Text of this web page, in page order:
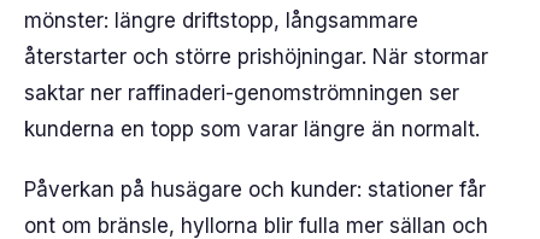
mönster: längre driftstopp, långsammare
återstarter och större prishöjningar. När stormar
saktar ner raffinaderi-genomströmningen ser
kunderna en topp som varar längre än normalt.
Påverkan på husägare och kunder: stationer får
ont om bränsle, hyllorna blir fulla mer sällan och